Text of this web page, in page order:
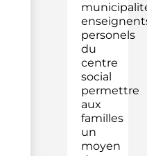
personels
du
centre
social
permettre
aux
familles
un
moyen